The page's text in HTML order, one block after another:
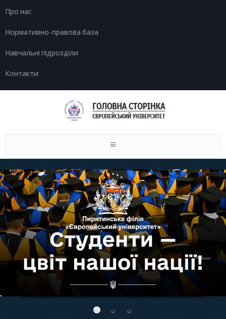
Про нас
Нормативно-правова база
Навчальні підрозділи
Контакти
Toggle